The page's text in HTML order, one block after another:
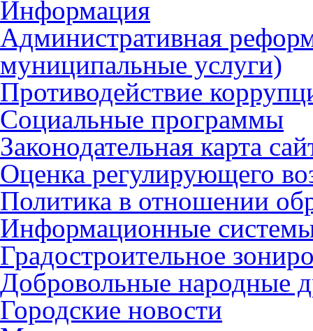
Информация
Административная
муниципальные услуги)
Противодействие
Социальные программы
Законодательная карта
Оценка регулирующего
Политика в отношении
Информационные
Градостроительное
Добровольные народные
Городские новости